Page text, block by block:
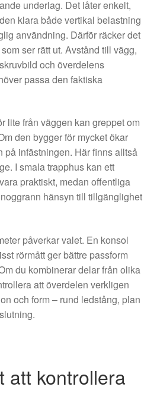
underlag. Det låter enkelt,
klara både vertikal belastning
användning. Därför räcker det
ser rätt ut. Avstånd till vägg,
och överdelens
passa den faktiska
lite från väggen kan greppet om
den bygger för mycket ökar
på infästningen. Här finns alltså
I smala trapphus kan ett
praktiskt, medan offentliga
hänsyn till tillgänglighet
påverkar valet. En konsol
rörmått ger bättre passform
du kombinerar delar från olika
att överdelen verkligen
och form – rund ledstång, plan
att kontrollera